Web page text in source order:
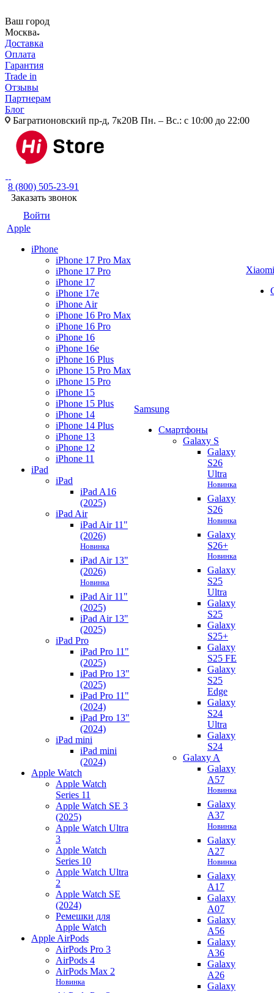
Ваш город
Москва
Доставка
Оплата
Гарантия
Trade in
Отзывы
Партнерам
Блог
Багратионовский пр-д, 7к20В Пн. – Вс.: с 10:00 до 22:00
8 (800) 505-23-91
Заказать звонок
Войти
Apple
iPhone
iPhone 17 Pro Max
iPhone 17 Pro
iPhone 17
iPhone 17e
iPhone Air
iPhone 16 Pro Max
iPhone 16 Pro
iPhone 16
iPhone 16e
iPhone 16 Plus
iPhone 15 Pro Max
iPhone 15 Pro
iPhone 15
iPhone 15 Plus
iPhone 14
iPhone 14 Plus
iPhone 13
iPhone 12
iPhone 11
iPad
iPad
iPad A16
(2025)
iPad Air
iPad Air 11"
(2026)
Новинка
iPad Air 13"
(2026)
Новинка
iPad Air 11"
(2025)
iPad Air 13"
(2025)
iPad Pro
iPad Pro 11"
(2025)
iPad Pro 13"
(2025)
iPad Pro 11"
(2024)
iPad Pro 13"
(2024)
iPad mini
iPad mini
(2024)
Apple Watch
Apple Watch
Series 11
Apple Watch SE 3
(2025)
Apple Watch Ultra
3
Apple Watch
Series 10
Apple Watch Ultra
2
Apple Watch SE
(2024)
Ремешки для
Apple Watch
Apple AirPods
AirPods Pro 3
AirPods 4
AirPods Max 2
Новинка
Samsung
Смартфоны
Galaxy S
Galaxy
S26
Ultra
Новинка
Galaxy
S26
Новинка
Galaxy
S26+
Новинка
Galaxy
S25
Ultra
Galaxy
S25
Galaxy
S25+
Galaxy
S25 FE
Galaxy
S25
Edge
Galaxy
S24
Ultra
Galaxy
S24
Galaxy A
Galaxy
A57
Новинка
Galaxy
A37
Новинка
Galaxy
A27
Новинка
Galaxy
A17
Galaxy
A07
Galaxy
A56
Galaxy
A36
Galaxy
A26
Galaxy
Xiaomi